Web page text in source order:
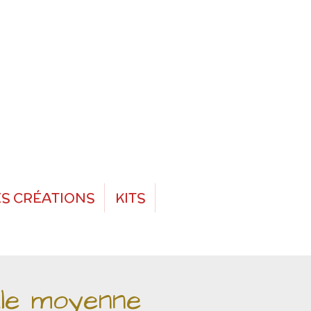
CRÉATIONS KITS
moyenne